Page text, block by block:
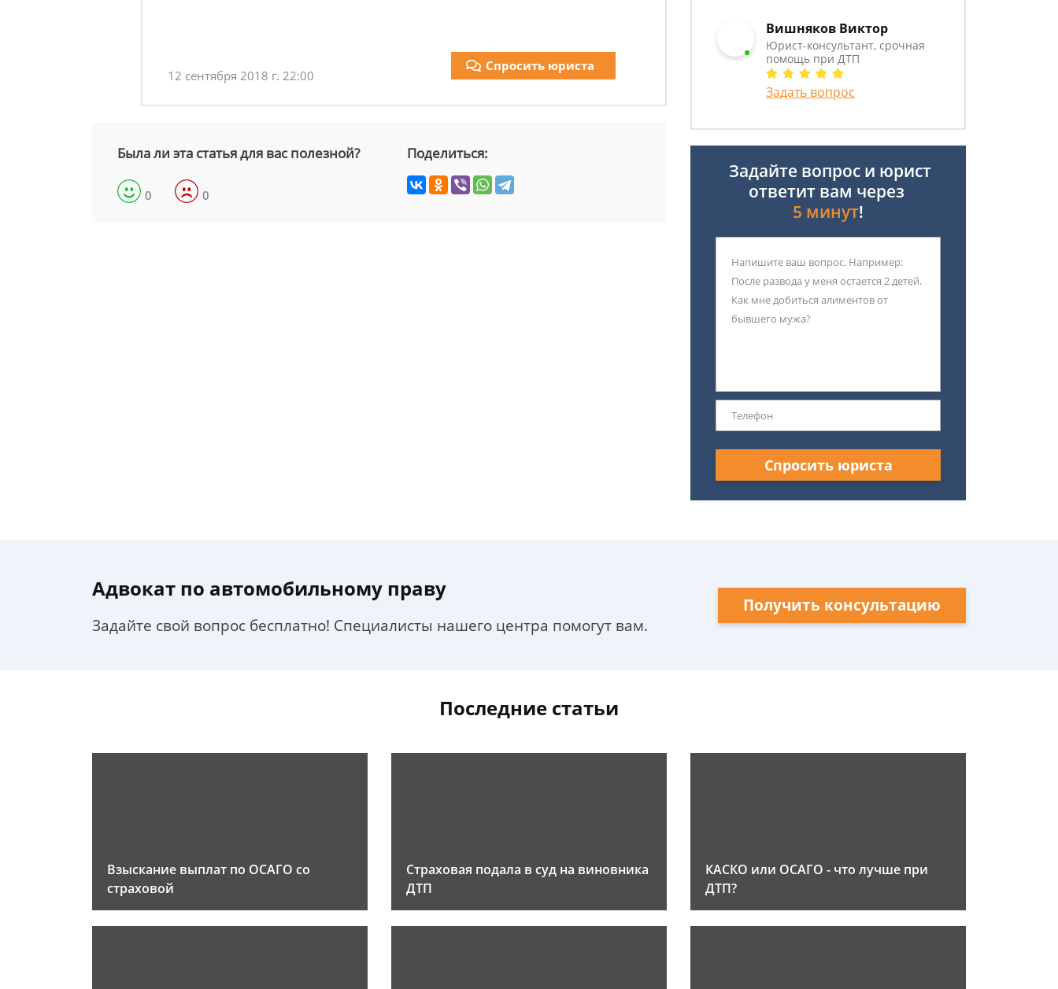
12 сентября 2018 г. 22:00
Спросить юриста
Была ли эта статья для вас полезной?
0 0
Поделиться:
Вишняков Виктор
Юрист-консультант, срочная
помощь при ДТП
Задать вопрос
Задайте вопрос и юрист
ответит вам через
5 минут!
Спросить юриста
Адвокат по автомобильному праву
Задайте свой вопрос бесплатно! Специалисты нашего центра помогут вам.
Получить консультацию
Последние статьи
Взыскание выплат по ОСАГО со
страховой
Страховая подала в суд на виновника
ДТП
КАСКО или ОСАГО - что лучше при
ДТП?